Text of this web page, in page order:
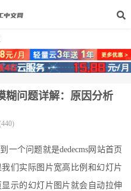
糊问题详解：原因分析
一个问题就是dedecms网站首页
们实际图片宽高比例和幻灯片
示的幻灯片图片就会自动拉伸